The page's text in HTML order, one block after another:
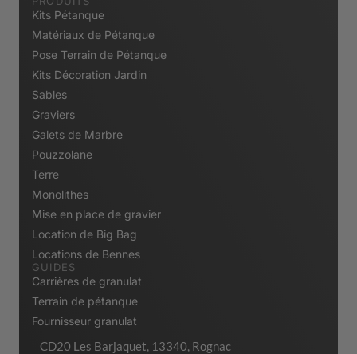
Kits Pétanque
Matériaux de Pétanque
Pose Terrain de Pétanque
Kits Décoration Jardin
Sables
Graviers
Galets de Marbre
Pouzzolane
Terre
Monolithes
Mise en place de gravier
Location de Big Bag
Locations de Bennes
GUIDES
Carrières de granulat
Terrain de pétanque
Fournisseur granulat
CD20 Les Barjaquet, 13340, Rognac